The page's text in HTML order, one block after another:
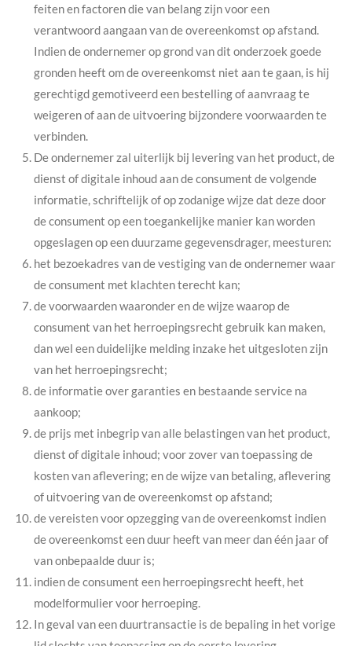
feiten en factoren die van belang zijn voor een
verantwoord aangaan van de overeenkomst op afstand.
Indien de ondernemer op grond van dit onderzoek goede
gronden heeft om de overeenkomst niet aan te gaan, is hij
gerechtigd gemotiveerd een bestelling of aanvraag te
weigeren of aan de uitvoering bijzondere voorwaarden te
verbinden.
De ondernemer zal uiterlijk bij levering van het product, de
dienst of digitale inhoud aan de consument de volgende
informatie, schriftelijk of op zodanige wijze dat deze door
de consument op een toegankelijke manier kan worden
opgeslagen op een duurzame gegevensdrager, meesturen:
het bezoekadres van de vestiging van de ondernemer waar
de consument met klachten terecht kan;
de voorwaarden waaronder en de wijze waarop de
consument van het herroepingsrecht gebruik kan maken,
dan wel een duidelijke melding inzake het uitgesloten zijn
van het herroepingsrecht;
de informatie over garanties en bestaande service na
aankoop;
de prijs met inbegrip van alle belastingen van het product,
dienst of digitale inhoud; voor zover van toepassing de
kosten van aflevering; en de wijze van betaling, aflevering
of uitvoering van de overeenkomst op afstand;
de vereisten voor opzegging van de overeenkomst indien
de overeenkomst een duur heeft van meer dan één jaar of
van onbepaalde duur is;
indien de consument een herroepingsrecht heeft, het
modelformulier voor herroeping.
In geval van een duurtransactie is de bepaling in het vorige